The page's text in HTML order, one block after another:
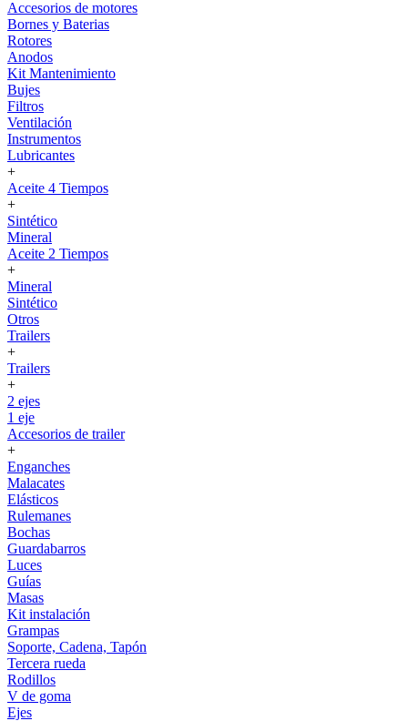
Accesorios de motores
Bornes y Baterias
Rotores
Anodos
Kit Mantenimiento
Bujes
Filtros
Ventilación
Instrumentos
Lubricantes
+
Aceite 4 Tiempos
+
Sintético
Mineral
Aceite 2 Tiempos
+
Mineral
Sintético
Otros
Trailers
+
Trailers
+
2 ejes
1 eje
Accesorios de trailer
+
Enganches
Malacates
Elásticos
Rulemanes
Bochas
Guardabarros
Luces
Guías
Masas
Kit instalación
Grampas
Soporte, Cadena, Tapón
Tercera rueda
Rodillos
V de goma
Ejes